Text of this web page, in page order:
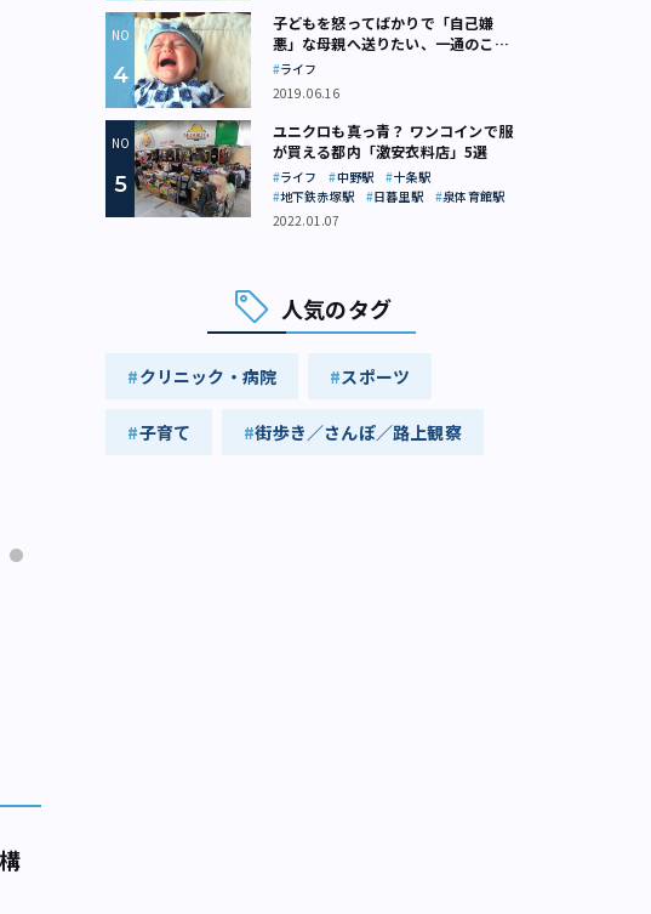
子どもを怒ってばかりで「自己嫌
悪」な母親へ送りたい、一通のここ
ろの処方箋
ライフ
2019.06.16
ユニクロも真っ青？ ワンコインで服
が買える都内「激安衣料店」5選
ライフ 中野駅
十条駅
地下鉄赤塚駅
日暮里駅
泉体育館駅
2022.01.07
人気のタグ
クリニック・病院 スポーツ
子育て 街歩き／さんぽ／路上観察